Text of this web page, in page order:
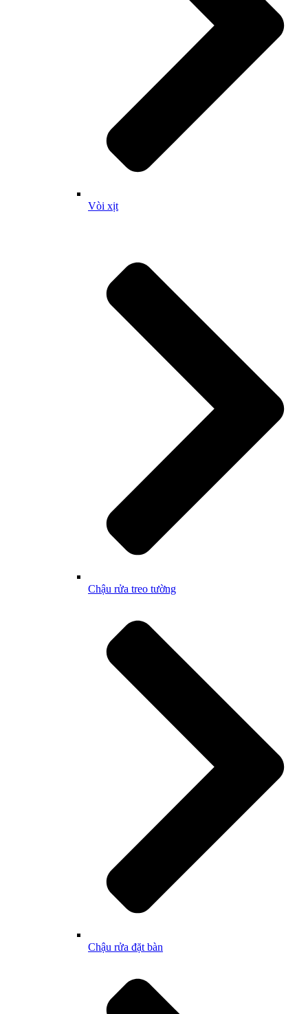
Vòi xịt
Chậu rửa treo tường
Chậu rửa đặt bàn